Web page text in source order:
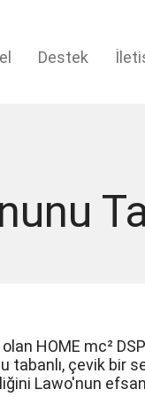
Destek
HOME mc² DSP
tabanlı, çevik bir
Lawo'nun